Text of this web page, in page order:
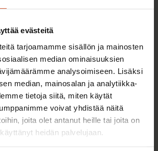
evästeitä
tarjoamamme sisällön ja mainosten
median ominaisuuksien
analysoimiseen. Lisäksi
median, mainosalan ja analytiikka-
tietoja siitä, miten käytät
voivat yhdistää näitä
joita olet antanut heille tai joita on
heidän palvelujaan.
– Sipilän hallitus loi ikiliikkujan